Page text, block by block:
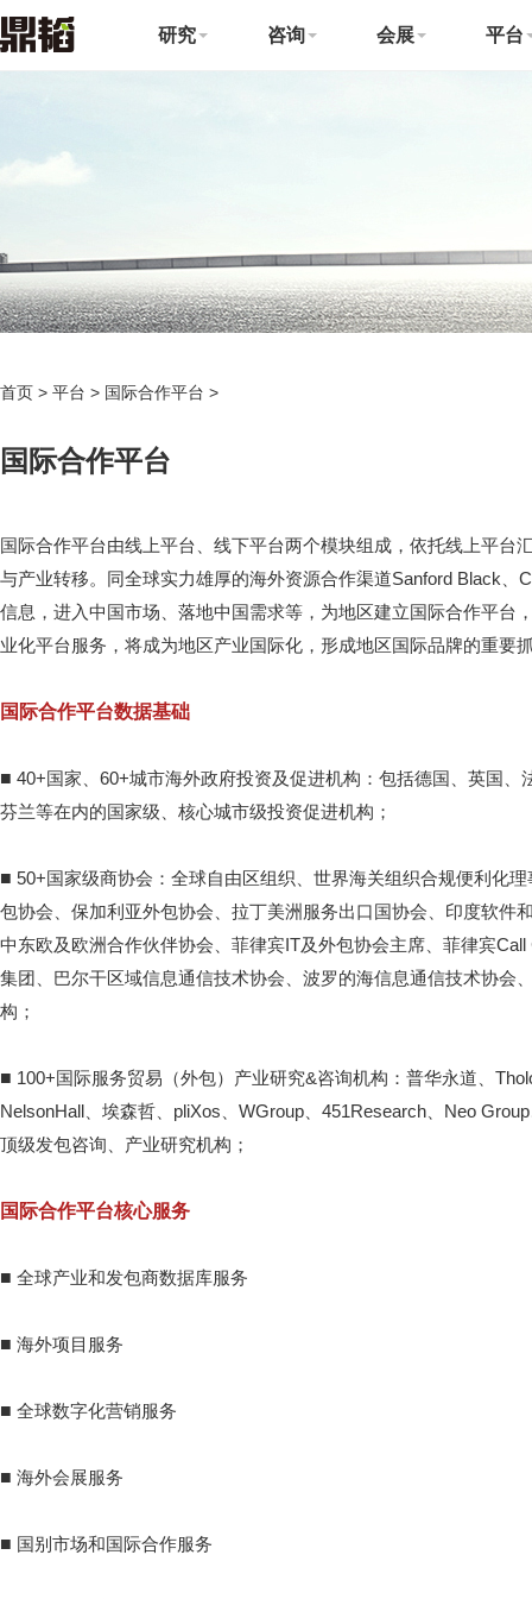
研究 咨询 会展 平台
首页 > 平台 > 国际合作平台 >
国际合作平台
国际合作平台由线上平台、线下平台两个模块组成，依托线上平台
与产业转移。同全球实力雄厚的海外资源合作渠道Sanford Black
信息，进入中国市场、落地中国需求等，为地区建立国际合作平台
业化平台服务，将成为地区产业国际化，形成地区国际品牌的重要
国际合作平台数据基础
■ 40+国家、60+城市海外政府投资及促进机构：包括德国、英国
芬兰等在内的国家级、核心城市级投资促进机构；
■ 50+国家级商协会：全球自由区组织、世界海关组织合规便利化
包协会、保加利亚外包协会、拉丁美洲服务出口国协会、印度软件
中东欧及欧洲合作伙伴协会、菲律宾IT及外包协会主席、菲律宾
集团、巴尔干区域信息通信技术协会、波罗的海信息通信技术协会
构；
■ 100+国际服务贸易（外包）产业研究&咨询机构：普华永道、
NelsonHall、埃森哲、pliXos、WGroup、451Research、Neo
顶级发包咨询、产业研究机构；
国际合作平台核心服务
■ 全球产业和发包商数据库服务
■ 海外项目服务
■ 全球数字化营销服务
■ 海外会展服务
■ 国别市场和国际合作服务